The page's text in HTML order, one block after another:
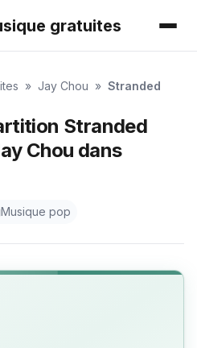
gratuites
» Jay Chou » Stranded
Stranded
Chou dans
Musique pop